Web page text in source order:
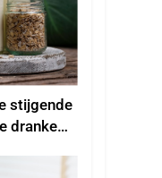
stijgende
dranken